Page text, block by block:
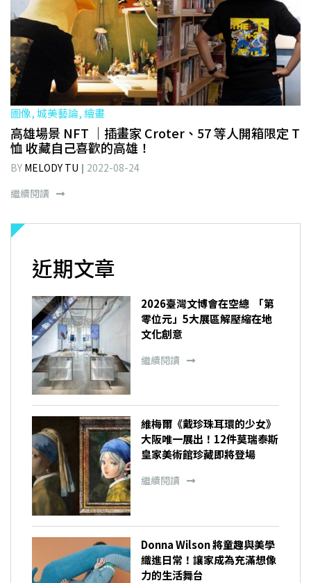
圖像, 城美藝論, 繪畫
高雄場景 NFT ｜插畫家 Croter、57 等人開箱限定 T
恤 收藏自己喜歡的高雄！
BY MELODY TU
2022-08-24
繼續閱讀
近期文章
2026臺灣文博會在空總 「第
零位元」5大展區解壓縮在地
文化創意
繼續閱讀
維梅爾《戴珍珠耳環的少女》
大阪唯一展出！12件莫瑞泰斯
皇家美術館珍藏即將登場
繼續閱讀
Donna Wilson 將童趣與美學
織進日常！讓家成為充滿想像
力的生活舞台